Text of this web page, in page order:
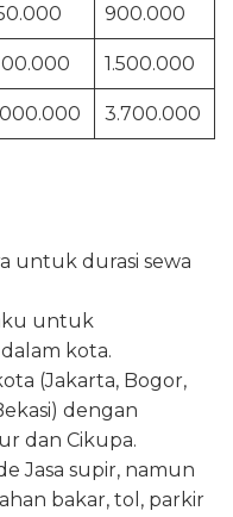
900.000
1.500.000
3.700.000
untuk durasi sewa
untuk
kota.
(Jakarta, Bogor,
dengan
dan Cikupa.
Jasa supir, namun
bakar, tol, parkir